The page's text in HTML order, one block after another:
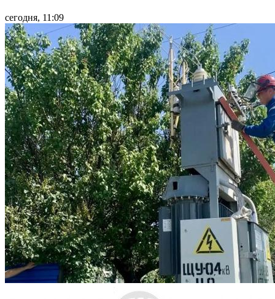
сегодня, 11:09